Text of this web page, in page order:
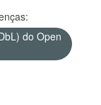
do Open